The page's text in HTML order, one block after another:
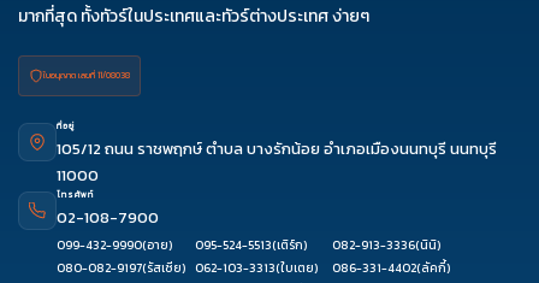
มากที่สุด ทั้งทัวร์ในประเทศและทัวร์ต่างประเทศ ง่ายๆ
ใบอนุญาต เลขที่ 11/08038
ที่อยู่
105/12 ถนน ราชพฤกษ์ ตำบล บางรักน้อย อำเภอเมืองนนทบุรี นนทบุรี
11000
โทรศัพท์
02-108-7900
099-432-9990(อาย) 095-524-5513(เติร์ก) 082-913-3336(นินิ)
080-082-9197(รัสเซีย) 062-103-3313(ใบเตย) 086-331-4402(ลัคกี้)